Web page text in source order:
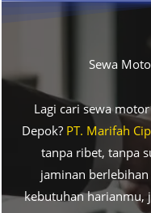
Sewa
Lagi cari sewa
Depok? PT. Marifah
tanpa ribet, tanpa
jaminan
kebutuhan harianmu,